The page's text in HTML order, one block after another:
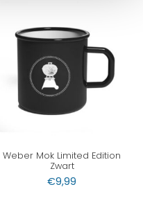
Weber Mok Limited Edition
Zwart
€9,99